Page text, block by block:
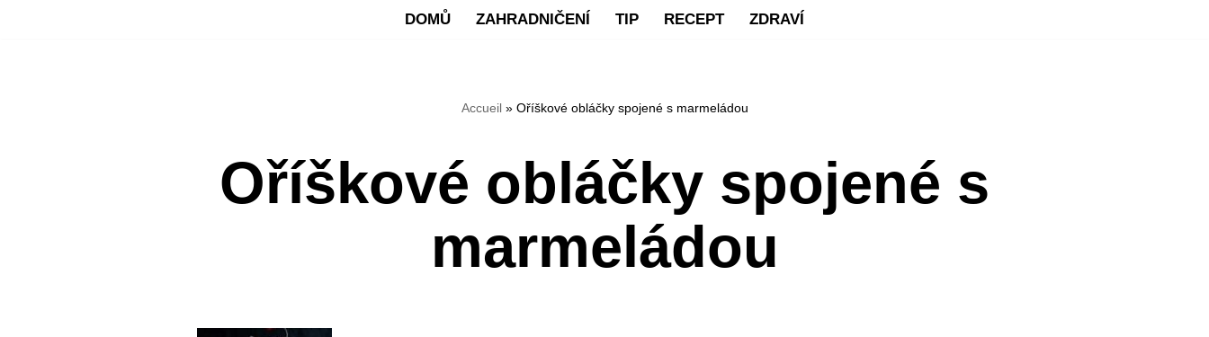
DOMŮ ZAHRADNIČENÍ TIP RECEPT ZDRAVÍ
Accueil» Oříškové obláčky spojené s marmeládou
Oříškové obláčky spojené s
marmeládou